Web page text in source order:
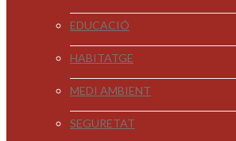
EDUCACIÓ
HABITATGE
MEDI AMBIENT
SEGURETAT